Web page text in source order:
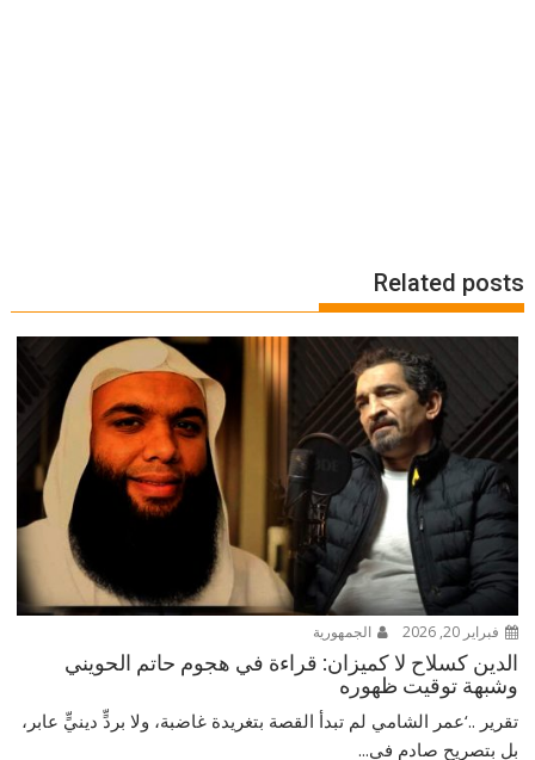
Related posts
فبراير 20, 2026 الجمهورية
الدين كسلاح لا كميزان: قراءة في هجوم حاتم الحويني
وشبهة توقيت ظهوره
تقرير ..‘عمر الشامي لم تبدأ القصة بتغريدة غاضبة، ولا بردٍّ دينيٍّ عابر،
بل بتصريح صادم في...